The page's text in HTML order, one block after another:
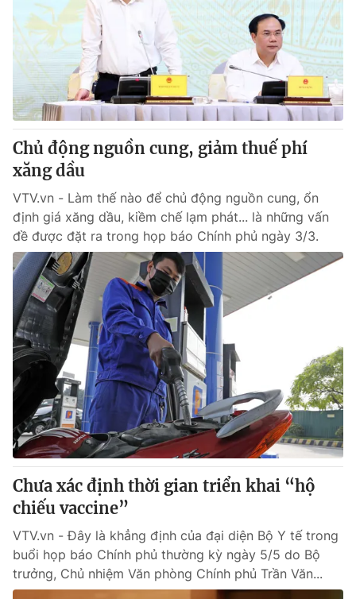
Cơ quan chủ quản:
Đài Truyền hình Việt Nam
Cơ quan báo chí:
Thời báo VTV
Giấy phép hoạt động báo in và báo điện tử số 483/GP-BTTTT
cấp ngày 29/12/2023
Tổng Biên tập:Vũ Thanh Thủy
Phó Tổng Biên tập:Nguyễn Thị Mỹ Hạnh, Phạm Quốc Thắng,
Nguyễn Trọng Ninh
Tổng đài VTV:
Ðiện thoại Thời báo VTV:
024.66 897 897
Email:toasoan@vtv.vn
Liên hệ quảng cáo:024-7300.7108
® Cấm sao chép dưới mọi hình thức nếu không có sự chấp
thuận bằng văn bản. Ghi rõ nguồn VTV.vn khi phát hành lại
thông tin từ website này.
Chủ động nguồn cung, giảm thuế phí
xăng dầu
VTV.vn - Làm thế nào để chủ động nguồn cung, ổn
định giá xăng dầu, kiềm chế lạm phát... là những vấn
đề được đặt ra trong họp báo Chính phủ ngày 3/3.
Chưa xác định thời gian triển khai “hộ
chiếu vaccine”
VTV.vn - Đây là khẳng định của đại diện Bộ Y tế trong
buổi họp báo Chính phủ thường kỳ ngày 5/5 do Bộ
trưởng, Chủ nhiệm Văn phòng Chính phủ Trần Văn...